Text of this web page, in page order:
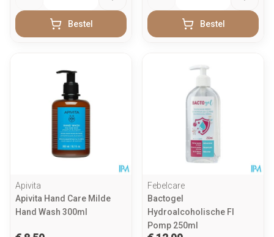
Bestel Bestel
Apivita
Apivita Hand Care Milde
Hand Wash 300ml
Febelcare
Bactogel
Hydroalcoholische Fl
Pomp 250ml